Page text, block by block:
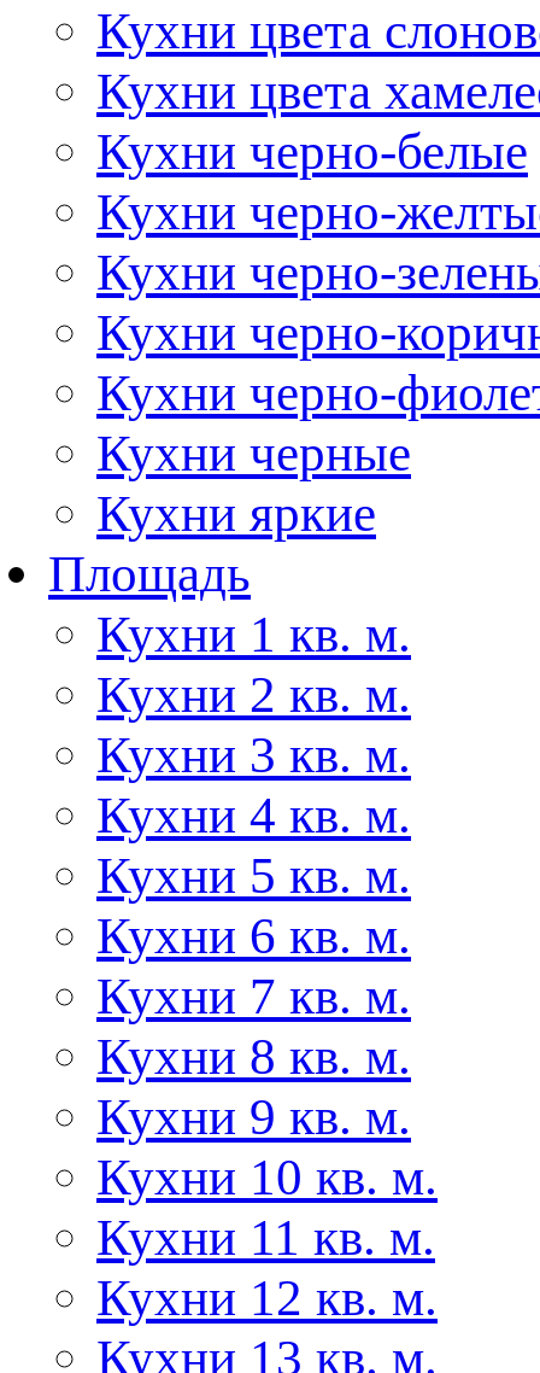
Кухни цвета
Кухни цвета
Кухни черно-белые
Кухни черно-
Кухни черно-
Кухни черно-
Кухни черно-
Кухни черные
Кухни яркие
Площадь
Кухни 1 кв. м.
Кухни 2 кв. м.
Кухни 3 кв. м.
Кухни 4 кв. м.
Кухни 5 кв. м.
Кухни 6 кв. м.
Кухни 7 кв. м.
Кухни 8 кв. м.
Кухни 9 кв. м.
Кухни 10 кв. м.
Кухни 11 кв. м.
Кухни 12 кв. м.
Кухни 13 кв. м.